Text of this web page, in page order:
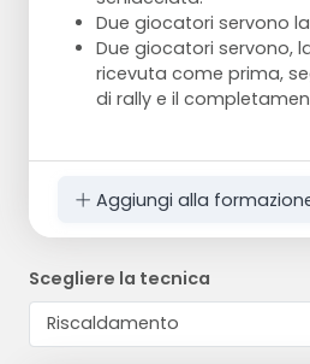
Due giocatori servono
Due giocatori servono,
ricevuta come prima,
di rally e il
Aggiungi alla
Scegliere la tecnica